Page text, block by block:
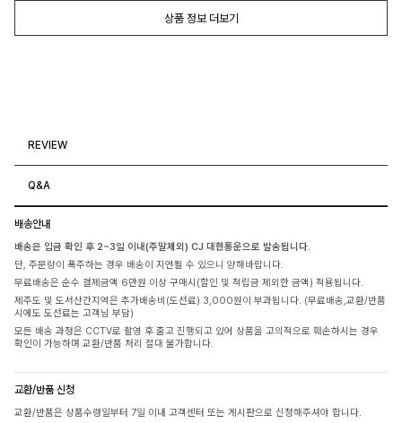
상품 정보 더보기
REVIEW
Q&A
배송안내
배송은 입금 확인 후 2~3일 이내(주말제외) CJ 대한통운으로 발송됩니다.
단, 주문량이 폭주하는 경우 배송이 지연될 수 있으니 양해바랍니다.
무료배송은 순수 결제금액 6만원 이상 구매시(할인 및 적립금 제외한 금액) 적용됩니다.
제주도 및 도서산간지역은 추가배송비(도선료) 3,000원이 부과됩니다. (무료배송,교환/반품
시에도 도선료는 고객님 부담)
모든 배송 과정은 CCTV로 촬영 후 출고 진행되고 있어 상품을 고의적으로 훼손하시는 경우
확인이 가능하며 교환/반품 처리 절대 불가합니다.
교환/반품 신청
교환/반품은 상품수령일부터 7일 이내 고객센터 또는 게시판으로 신청해주셔야 합니다.